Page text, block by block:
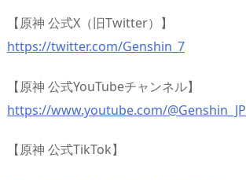
【原神 公式X（旧Twitter）】
https://twitter.com/Genshin_7
【原神 公式YouTubeチャンネル】
https://www.youtube.com/@Genshin_JP
【原神 公式TikTok】